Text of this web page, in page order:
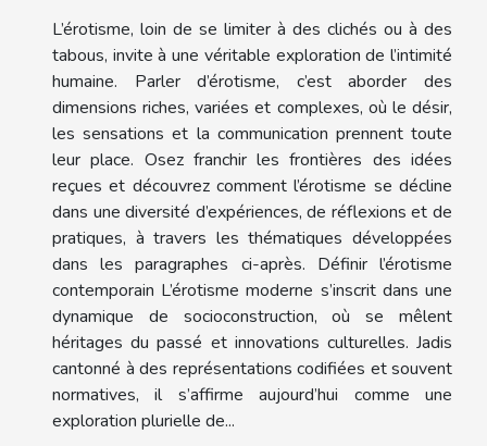
L’érotisme, loin de se limiter à des clichés ou à des
tabous, invite à une véritable exploration de l’intimité
humaine. Parler d’érotisme, c’est aborder des
dimensions riches, variées et complexes, où le désir,
les sensations et la communication prennent toute
leur place. Osez franchir les frontières des idées
reçues et découvrez comment l’érotisme se décline
dans une diversité d’expériences, de réflexions et de
pratiques, à travers les thématiques développées
dans les paragraphes ci-après. Définir l’érotisme
contemporain L’érotisme moderne s’inscrit dans une
dynamique de socioconstruction, où se mêlent
héritages du passé et innovations culturelles. Jadis
cantonné à des représentations codifiées et souvent
normatives, il s’affirme aujourd’hui comme une
exploration plurielle de...